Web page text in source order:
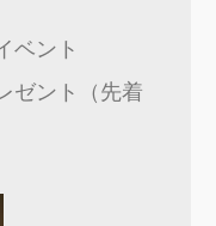
ベント
ゼント（先着